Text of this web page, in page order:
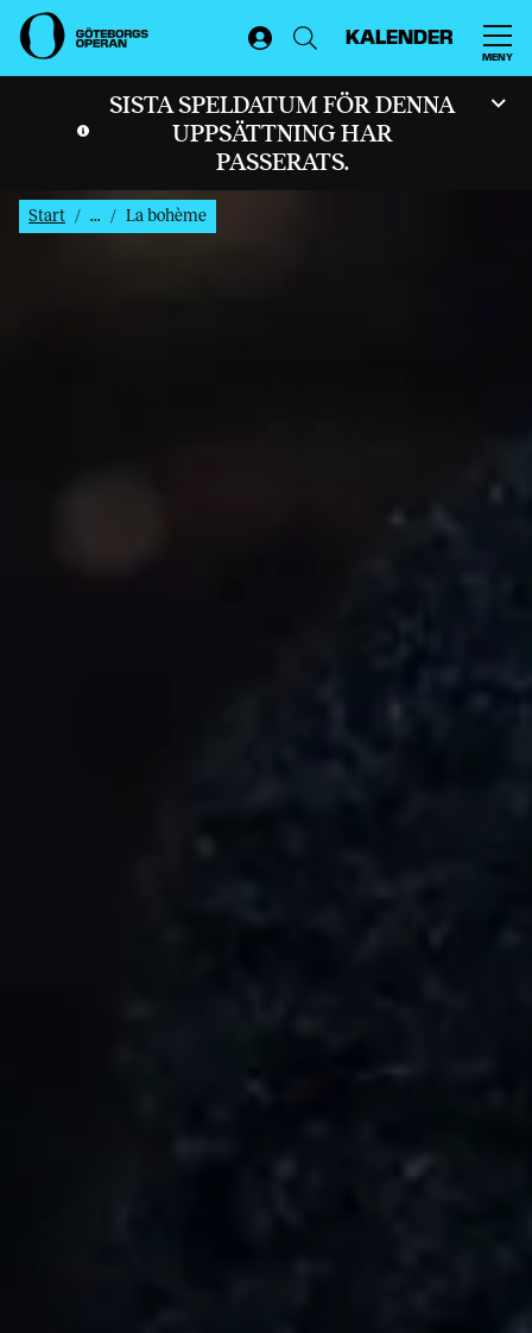
KALENDER
MENY
SISTA SPELDATUM FÖR DENNA
UPPSÄTTNING HAR
PASSERATS.
Start ... La bohème